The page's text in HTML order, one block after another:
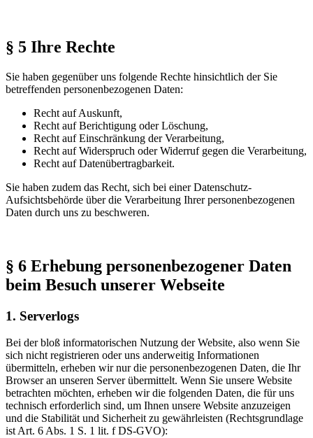
§ 5 Ihre Rechte
Sie haben gegenüber uns folgende Rechte hinsichtlich der Sie
betreffenden personenbezogenen Daten:
Recht auf Auskunft,
Recht auf Berichtigung oder Löschung,
Recht auf Einschränkung der Verarbeitung,
Recht auf Widerspruch oder Widerruf gegen die Verarbeitung,
Recht auf Datenübertragbarkeit.
Sie haben zudem das Recht, sich bei einer Datenschutz-
Aufsichtsbehörde über die Verarbeitung Ihrer personenbezogenen
Daten durch uns zu beschweren.
§ 6 Erhebung personenbezogener Daten
beim Besuch unserer Webseite
1. Serverlogs
Bei der bloß informatorischen Nutzung der Website, also wenn Sie
sich nicht registrieren oder uns anderweitig Informationen
übermitteln, erheben wir nur die personenbezogenen Daten, die Ihr
Browser an unseren Server übermittelt. Wenn Sie unsere Website
betrachten möchten, erheben wir die folgenden Daten, die für uns
technisch erforderlich sind, um Ihnen unsere Website anzuzeigen
und die Stabilität und Sicherheit zu gewährleisten (Rechtsgrundlage
ist Art. 6 Abs. 1 S. 1 lit. f DS-GVO):